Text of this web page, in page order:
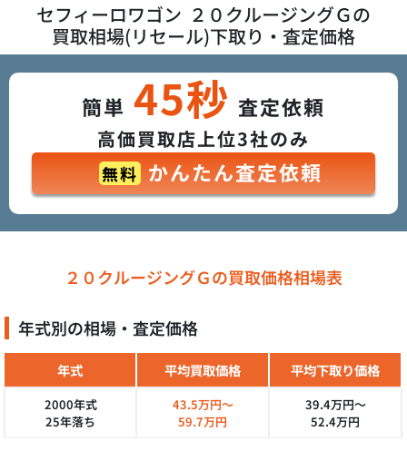
セフィーロワゴン ２０クルージングＧの
買取相場(リセール)下取り・査定価格
簡単 45秒 査定依頼
高価買取店上位3社のみ
無料 かんたん査定依頼
２０クルージングＧの買取価格相場表
年式別の相場・査定価格
年式 平均買取価格 平均下取り価格
2000年式
25年落ち
43.5万円～
59.7万円
39.4万円～
52.4万円